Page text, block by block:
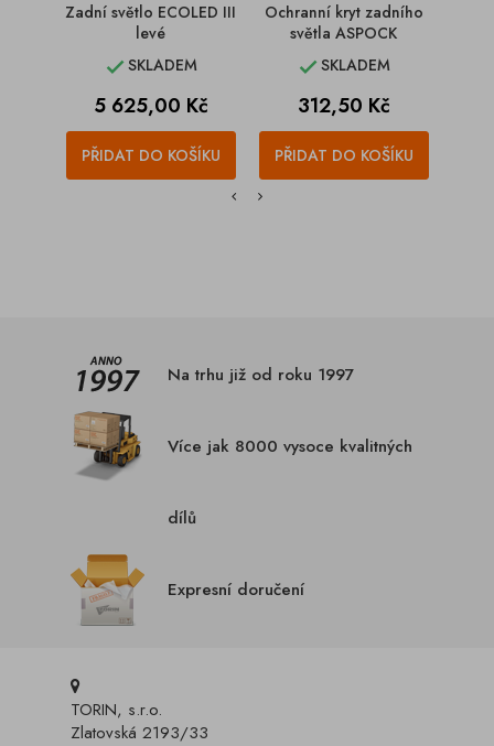
Zadní světlo ECOLED III
levé
SKLADEM
Cena
5 625,00 Kč
PŘIDAT DO KOŠÍKU
Ochranní kryt zadního
světla ASPOCK
SKLADEM
Cena
312,50 Kč
PŘIDAT DO KOŠÍKU
Na trhu již od roku 1997
Více jak 8000 vysoce kvalitných
dílů
Expresní doručení
TORIN, s.r.o.
Zlatovská 2193/33